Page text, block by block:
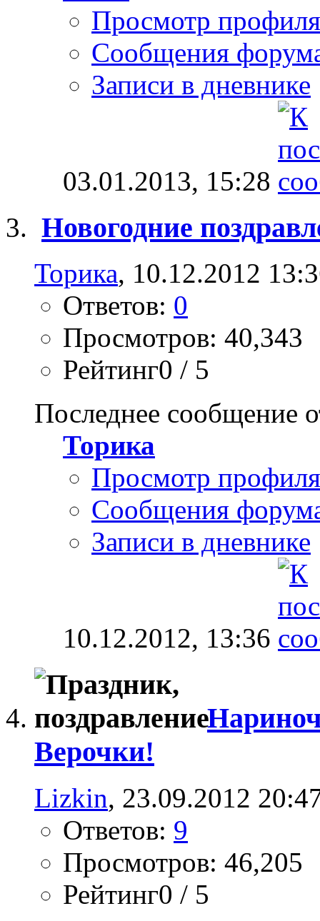
Просмотр профиля
Сообщения
Записи в дневнике
03.01.2013, 15:28
Новогодние
Торика, 10.12.2012
Ответов: 0
Просмотров: 40,343
Рейтинг0 / 5
Последнее сообщение
Торика
Просмотр профиля
Сообщения
Записи в дневнике
10.12.2012, 13:36
Верочки!
Lizkin, 23.09.2012
Ответов: 9
Просмотров: 46,205
Рейтинг0 / 5